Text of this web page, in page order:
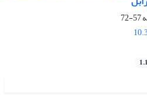
57-72